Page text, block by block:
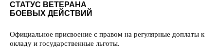
СТАТУС ВЕТЕРАНА
БОЕВЫХ ДЕЙСТВИЙ
Официальное присвоение с правом на регулярные доплаты к
окладу и государственные льготы.